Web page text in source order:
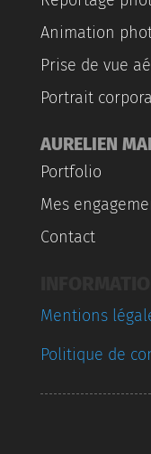
Animation
Prise de vue
Portrait
AURELIEN
Portfolio
Mes
Contact
Mentions
Politique de